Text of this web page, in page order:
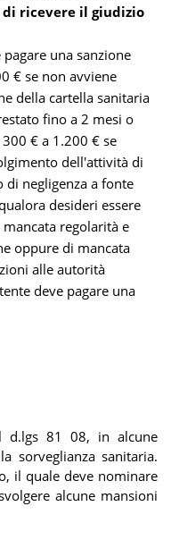
ricevere il giudizio
pagare una sanzione
€ se non avviene
della cartella sanitaria
fino a 2 mesi o
€ a 1.200 € se
dell'attività di
di negligenza a fonte
desideri essere
regolarità e
oppure di mancata
alle autorità
deve pagare una
d.lgs 81 08, in alcune
sorveglianza sanitaria.
il quale deve nominare
alcune mansioni